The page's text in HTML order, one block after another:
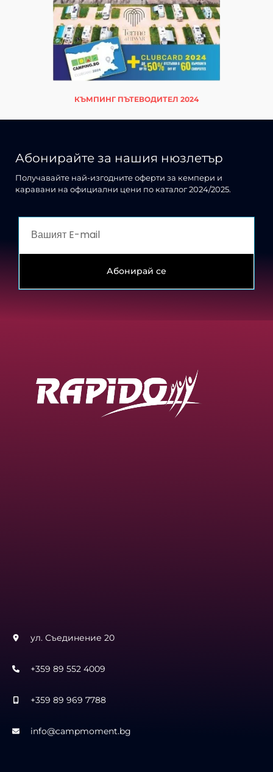
КЪМПИНГ ПЪТЕВОДИТЕЛ 2024
Абонирайте за нашия нюзлетър
Получавайте най-изгодните оферти за кемпери и
каравани на официални цени по каталог 2024/2025.
Абонирай се
ул. Съединение 20
+359 89 552 4009
+359 89 969 7788
info@campmoment.bg